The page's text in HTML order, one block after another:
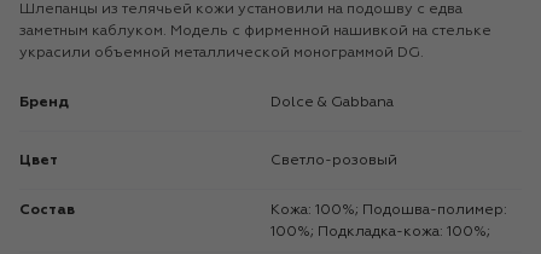
Шлепанцы из телячьей кожи установили на подошву с едва
заметным каблуком. Модель с фирменной нашивкой на стельке
украсили объемной металлической монограммой DG.
Бренд Dolce & Gabbana
Цвет Светло-розовый
Состав
Кожа: 100%; Подошва-полимер:
100%; Подкладка-кожа: 100%;